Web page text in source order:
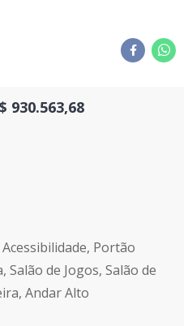
930.563,68
Portão
de Jogos, Salão de
Andar Alto